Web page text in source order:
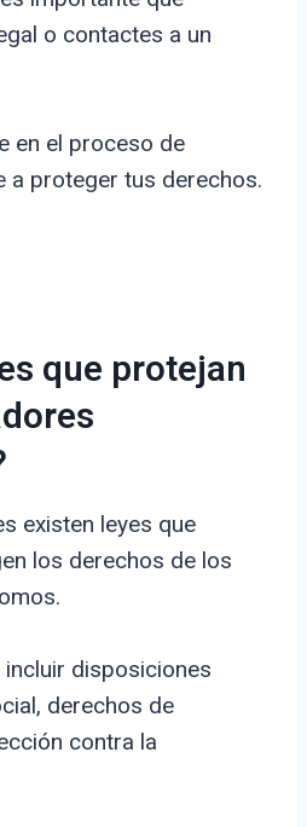
o contactes a un
en el proceso de
a proteger tus derechos.
que protejan
existen leyes que
los derechos de los
incluir disposiciones
derechos de
contra la